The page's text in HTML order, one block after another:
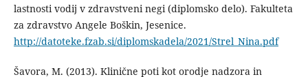
lastnosti vodij v zdravstveni negi (diplomsko delo). Fakulteta
za zdravstvo Angele Boškin, Jesenice.
http://datoteke.fzab.si/diplomskadela/2021/Strel_Nina.pdf
Šavora, M. (2013). Klinične poti kot orodje nadzora in